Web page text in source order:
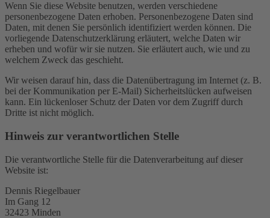
Wenn Sie diese Website benutzen, werden verschiedene
personenbezogene Daten erhoben. Personenbezogene Daten sind
Daten, mit denen Sie persönlich identifiziert werden können. Die
vorliegende Datenschutzerklärung erläutert, welche Daten wir
erheben und wofür wir sie nutzen. Sie erläutert auch, wie und zu
welchem Zweck das geschieht.
Wir weisen darauf hin, dass die Datenübertragung im Internet (z. B.
bei der Kommunikation per E-Mail) Sicherheitslücken aufweisen
kann. Ein lückenloser Schutz der Daten vor dem Zugriff durch
Dritte ist nicht möglich.
Hinweis zur verantwortlichen Stelle
Die verantwortliche Stelle für die Datenverarbeitung auf dieser
Website ist:
Dennis Riegelbauer
Im Gang 12
32423 Minden